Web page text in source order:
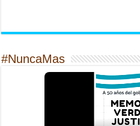
#NuncaMas